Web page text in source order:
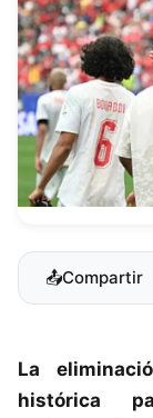
📤Compartir
La
histórica